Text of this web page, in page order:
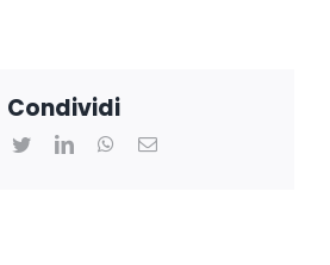
Condividi
TwitterLinkedInWhatsApp
Email